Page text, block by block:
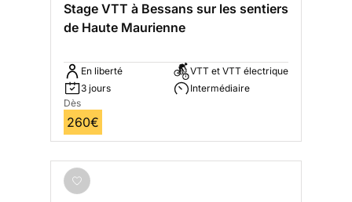
Stage VTT à Bessans sur les sentiers
de Haute Maurienne
En liberté
3 jours
VTT et VTT électrique
Intermédiaire
Dès
260€